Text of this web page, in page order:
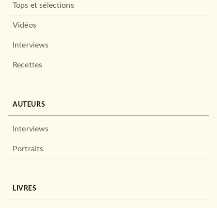
Tops et sélections
Vidéos
Interviews
Recettes
AUTEURS
Interviews
Portraits
LIVRES